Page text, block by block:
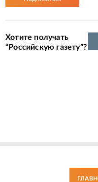
Хотите получать
“Российскую газету”?